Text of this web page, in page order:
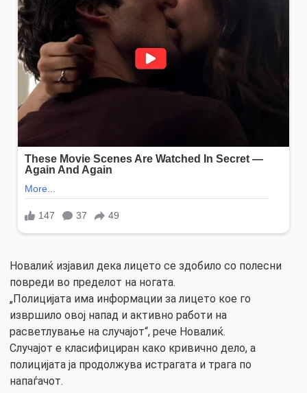
Новалиќ изјавил дека лицето се здобило со полесни
повреди во пределот на ногата.
„Полицијата има информации за лицето кое го
извршило овој напад и активно работи на
расветлување на случајот“, рече Новалиќ.
Случајот е класифициран како кривично дело, а
полицијата ја продолжува истрагата и трага по
напаѓачот.